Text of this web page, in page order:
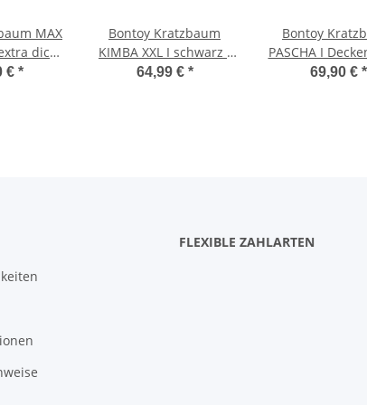
MAX
dicke
stabiler
€ *
Bontoy Kratzbaum
KIMBA XXL I schwarz I
93 cm
64,99 € *
Bontoy
PASCHA I
240 - 260 cm I
69,90 € *
FLEXIBLE ZAHLARTEN